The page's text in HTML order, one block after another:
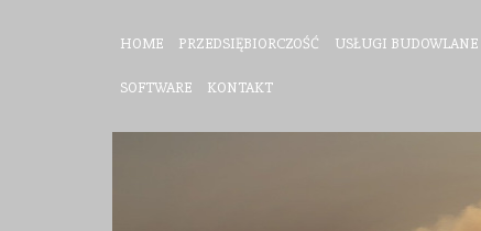
HOME PRZEDSIĘBIORCZOŚĆ USŁUGI BUDOWLANE
SOFTWARE KONTAKT